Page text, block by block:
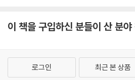
이 책을 구입하신 분들이 산 분야
로그인 최근 본 상품